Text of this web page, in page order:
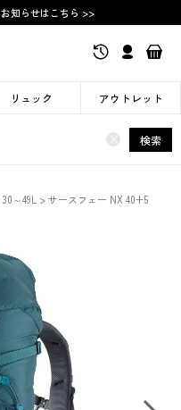
お知らせはこちら >>
リュック アウトレット
× 検索
30～49L サースフェー NX 40+5